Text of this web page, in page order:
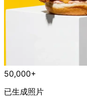
50,000+
已生成照片